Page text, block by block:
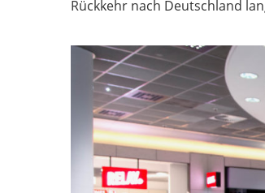
Rückkehr nach Deutschland